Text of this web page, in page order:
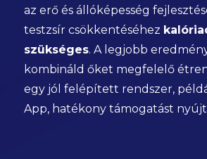
az erő és állóképesség
testzsír csökkentéséhez
szükséges. A legjobb
kombináld őket megfelelő
egy jól felépített rendszer,
App, hatékony támogatást